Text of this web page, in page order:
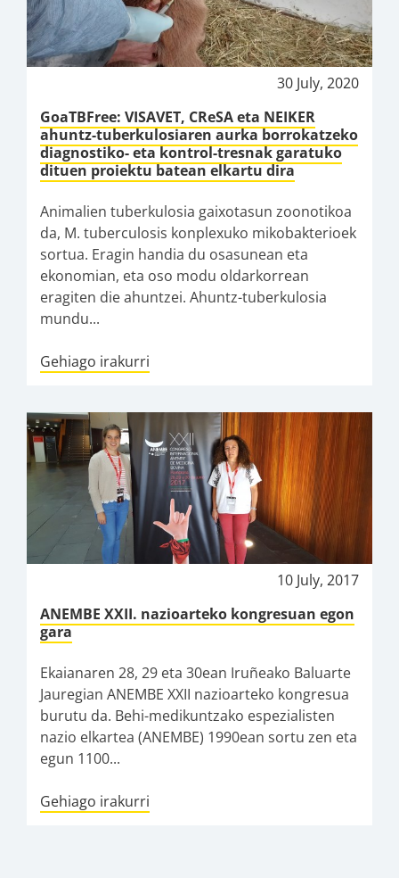
30 July, 2020
GoaTBFree: VISAVET, CReSA eta NEIKER
ahuntz-tuberkulosiaren aurka borrokatzeko
diagnostiko- eta kontrol-tresnak garatuko
dituen proiektu batean elkartu dira
Animalien tuberkulosia gaixotasun zoonotikoa
da, M. tuberculosis konplexuko mikobakterioek
sortua. Eragin handia du osasunean eta
ekonomian, eta oso modu oldarkorrean
eragiten die ahuntzei. Ahuntz-tuberkulosia
mundu...
Gehiago irakurri
10 July, 2017
ANEMBE XXII. nazioarteko kongresuan egon
gara
Ekaianaren 28, 29 eta 30ean Iruñeako Baluarte
Jauregian ANEMBE XXII nazioarteko kongresua
burutu da. Behi-medikuntzako espezialisten
nazio elkartea (ANEMBE) 1990ean sortu zen eta
egun 1100...
Gehiago irakurri